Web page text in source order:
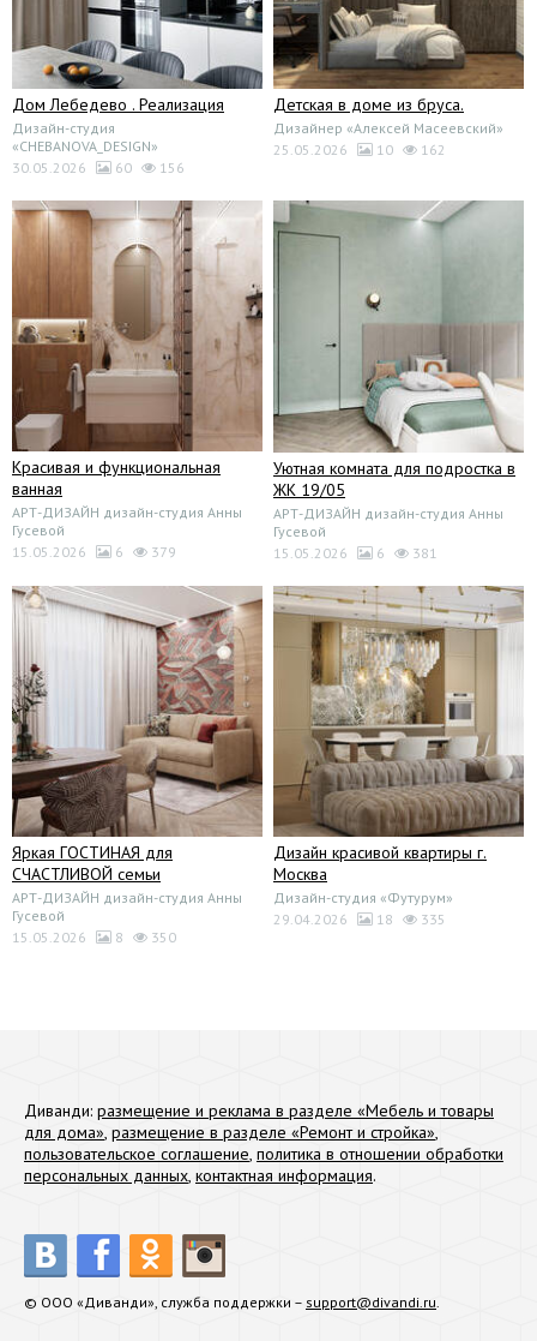
Дом Лебедево . Реализация
Дизайн-студия
«CHEBANOVA_DESIGN»
30.05.2026
60 156
Детская в доме из бруса.
Дизайнер «Алексей Масеевский»
25.05.2026
10 162
Красивая и функциональная
ванная
АРТ-ДИЗАЙН дизайн-студия Анны
Гусевой
15.05.2026
6 379
Уютная комната для подростка в
ЖК 19/05
АРТ-ДИЗАЙН дизайн-студия Анны
Гусевой
15.05.2026
6 381
Яркая ГОСТИНАЯ для
СЧАСТЛИВОЙ семьи
АРТ-ДИЗАЙН дизайн-студия Анны
Гусевой
15.05.2026
8 350
Дизайн красивой квартиры г.
Москва
Дизайн-студия «Футурум»
29.04.2026
18 335
Диванди: размещение и реклама в разделе «Мебель и товары
для дома», размещение в разделе «Ремонт и стройка»,
пользовательское соглашение, политика в отношении обработки
персональных данных, контактная информация.
© ООО «Диванди», служба поддержки – support@divandi.ru.